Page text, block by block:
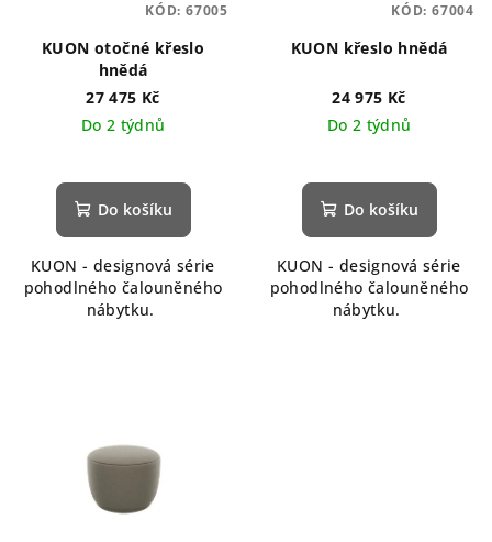
KUON otočné křeslo
hnědá
27 475 Kč
Do 2 týdnů
Do košíku
KUON - designová série
pohodlného čalouněného
nábytku.
KÓD: 67005
KUON křeslo hnědá
24 975 Kč
Do 2 týdnů
Do košíku
KUON - designová série
pohodlného čalouněného
nábytku.
KÓD: 67004